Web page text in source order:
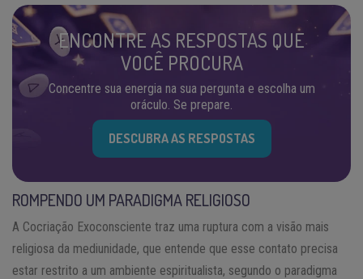
ENCONTRE AS RESPOSTAS QUE
VOCÊ PROCURA
Concentre sua energia na sua pergunta e escolha um
oráculo. Se prepare.
DESCUBRA AS RESPOSTAS
ROMPENDO UM PARADIGMA RELIGIOSO
A Cocriação Exoconsciente traz uma ruptura com a visão mais
religiosa da mediunidade, que entende que esse contato precisa
estar restrito a um ambiente espiritualista, segundo o paradigma